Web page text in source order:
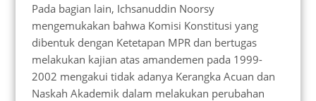
Pada bagian lain, Ichsanuddin Noorsy
mengemukakan bahwa Komisi Konstitusi yang
dibentuk dengan Ketetapan MPR dan bertugas
melakukan kajian atas amandemen pada 1999-
2002 mengakui tidak adanya Kerangka Acuan dan
Naskah Akademik dalam melakukan perubahan